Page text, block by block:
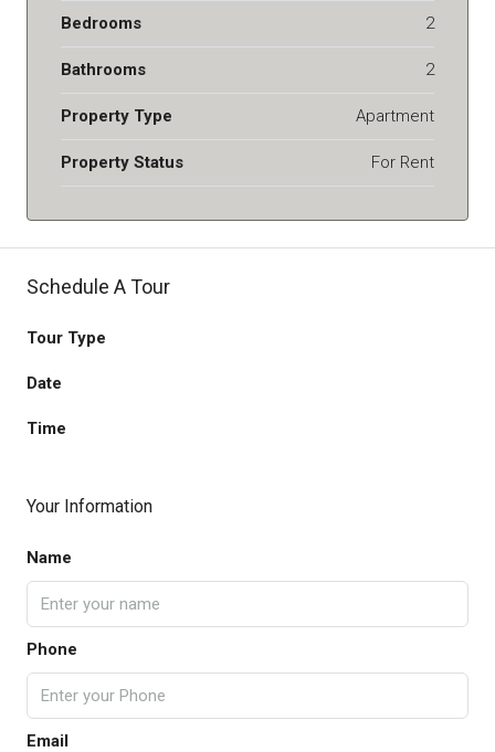
Bedrooms 2
Bathrooms 2
Property Type Apartment
Property Status For Rent
Schedule A Tour
Tour Type
Date
Time
Your Information
Name
Phone
Email